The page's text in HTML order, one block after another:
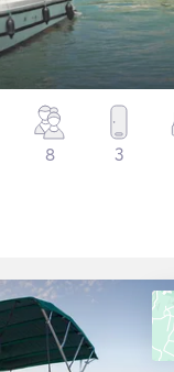
8 3